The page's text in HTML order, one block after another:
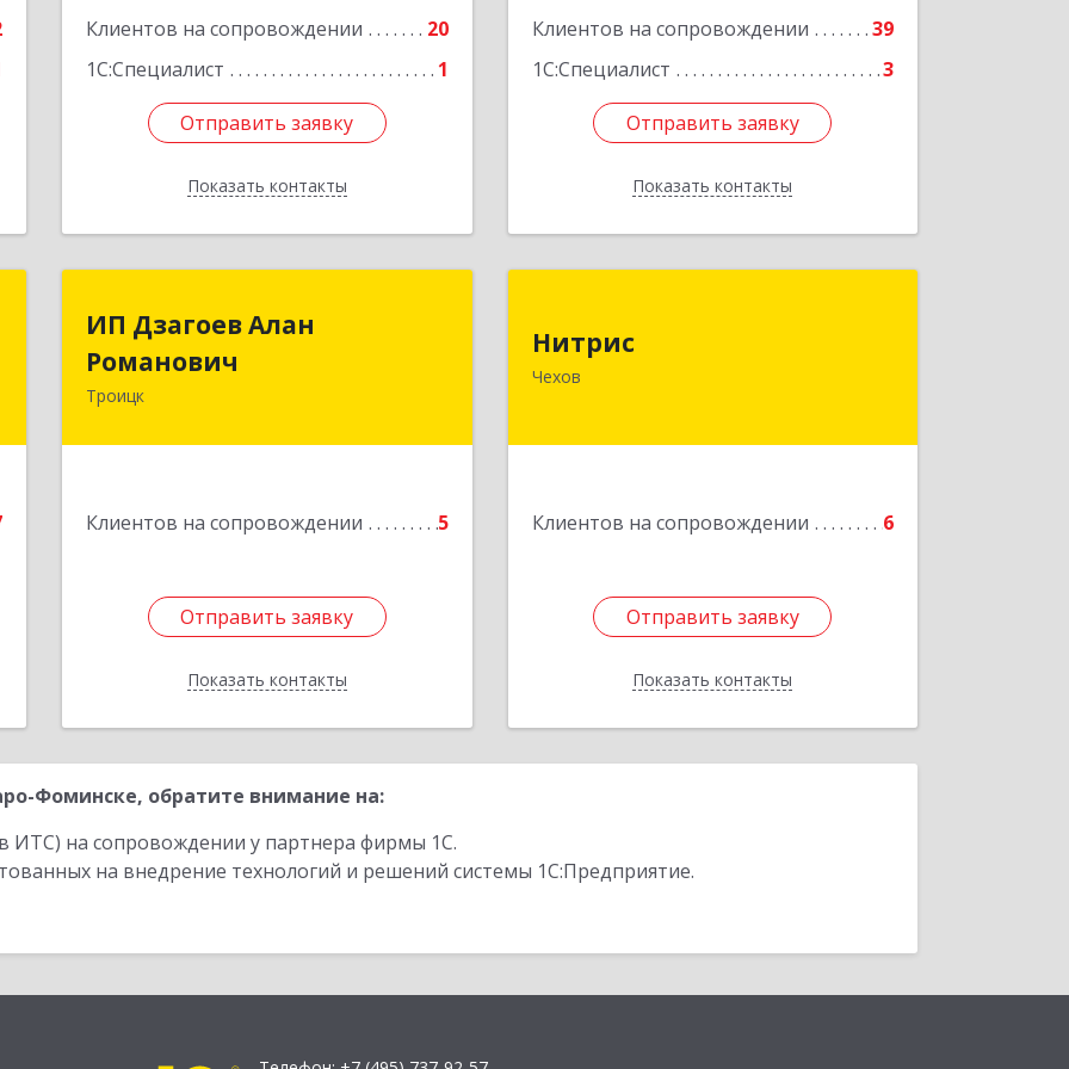
Клиентов на сопровождении
20
1С:Специалист
1
Отправить заявку
Показать контакты
Отправить заявку
Назад
Клиентов на сопровождении
39
1С:Специалист
3
Отправить заявку
Показать контакты
Отправить заявку
Назад
ИП Дзагоев Алан
Романович
Троицк
Клиентов на сопровождении 5
Отправить заявку
Показать контакты
Романович
Отправить заявку
Назад
Нитрис
Чехов
Клиентов на сопровождении 6
Отправить заявку
Показать контакты
142350, Московская обл, Чехов м.о.,
Столбовая пгт, Серпуховская ул, дом
Отправить заявку
Назад
Фоминске, обратите внимание на:
ИТС) на сопровождении у партнера фирмы 1С.
на внедрение технологий и решений системы 1С:Предприятие.